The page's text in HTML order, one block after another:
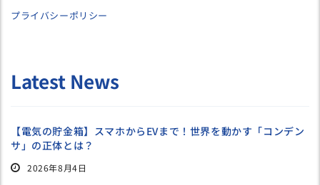
プライバシーポリシー
Latest News
【電気の貯金箱】スマホからEVまで！世界を動かす「コンデン
サ」の正体とは？
2026年8月4日